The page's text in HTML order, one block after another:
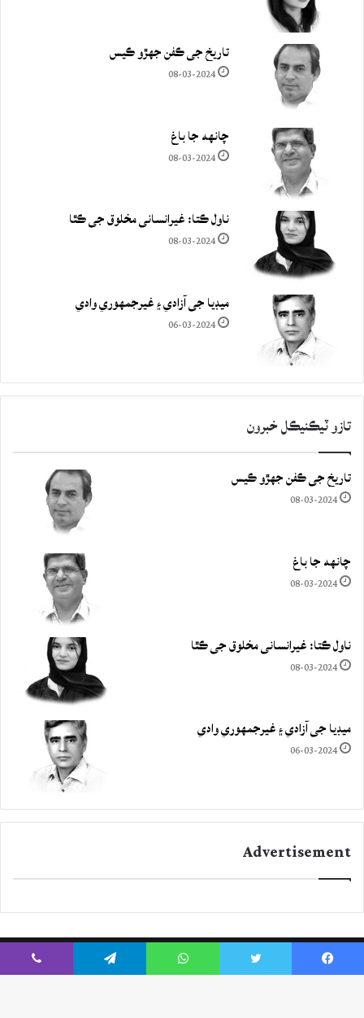
تاريخ جي ڪفن جھڙو ڪيس
08-03-2024
چانهه جا باغ
08-03-2024
ناول ڪتا: غيرانساني مخلوق جي ڪٿا
08-03-2024
ميڊيا جي آزادي ۽ غيرجمھوري وادي
06-03-2024
تازو ٽيڪنيڪل خبرون
تاريخ جي ڪفن جھڙو ڪيس
08-03-2024
چانهه جا باغ
08-03-2024
ناول ڪتا: غيرانساني مخلوق جي ڪٿا
08-03-2024
ميڊيا جي آزادي ۽ غيرجمھوري وادي
06-03-2024
Advertisement
Facebook
Twitter
YouTube
Instagram Facebook
Twitter
WhatsApp
Telegram
Viber